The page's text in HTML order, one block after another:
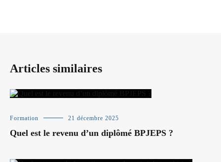
Articles similaires
Formation 21 décembre 2025
Quel est le revenu d’un diplômé BPJEPS ?